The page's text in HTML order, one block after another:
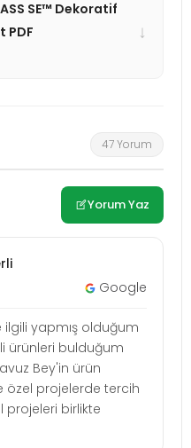
SE™ Dekoratif
PDF
↓
47 Yorum
Yorum Yaz
Google
yapmış olduğum
ürünleri bulduğum
Bey'in ürün
özel projelerde tercih
projeleri birlikte